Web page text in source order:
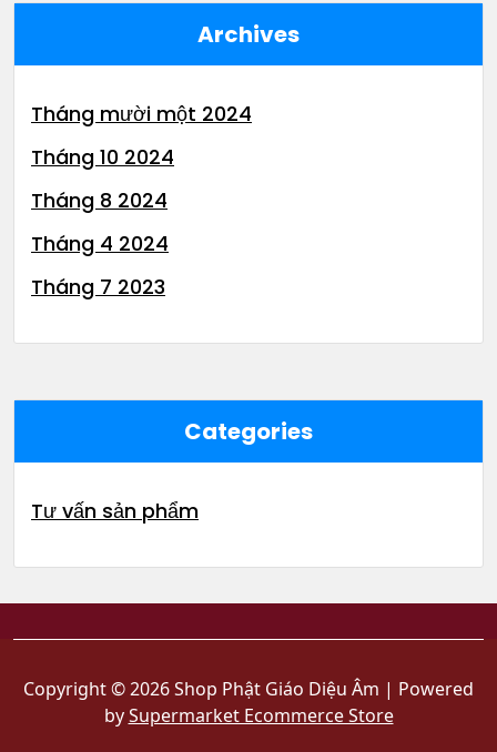
Archives
Tháng mười một 2024
Tháng 10 2024
Tháng 8 2024
Tháng 4 2024
Tháng 7 2023
Categories
Tư vấn sản phẩm
Copyright © 2026 Shop Phật Giáo Diệu Âm | Powered
bySupermarket Ecommerce Store